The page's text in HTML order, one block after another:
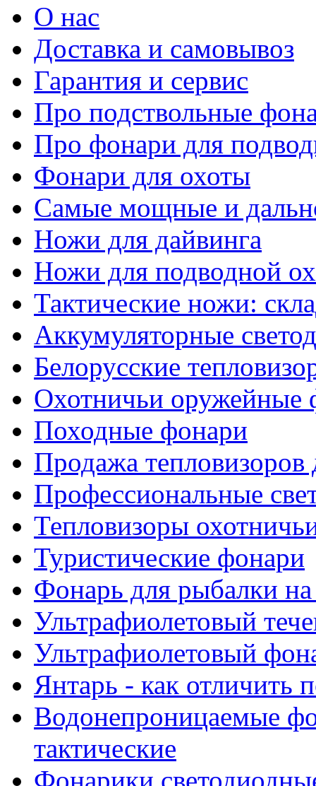
О нас
Доставка и самовывоз
Гарантия и сервис
Про подствольные
Про фонари для
Фонари для охоты
Самые мощные и
Ножи для дайвинга
Ножи для подводной
Тактические ножи:
Аккумуляторные
Белорусские
Охотничьи оружейные
Походные фонари
Продажа тепловизоров
Профессиональные
Тепловизоры
Туристические фонари
Фонарь для рыбалки на
Ультрафиолетовый
Ультрафиолетовый
Янтарь - как отличить
Водонепроницаемые
тактические
Фонарики